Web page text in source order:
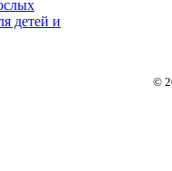
детей и
©